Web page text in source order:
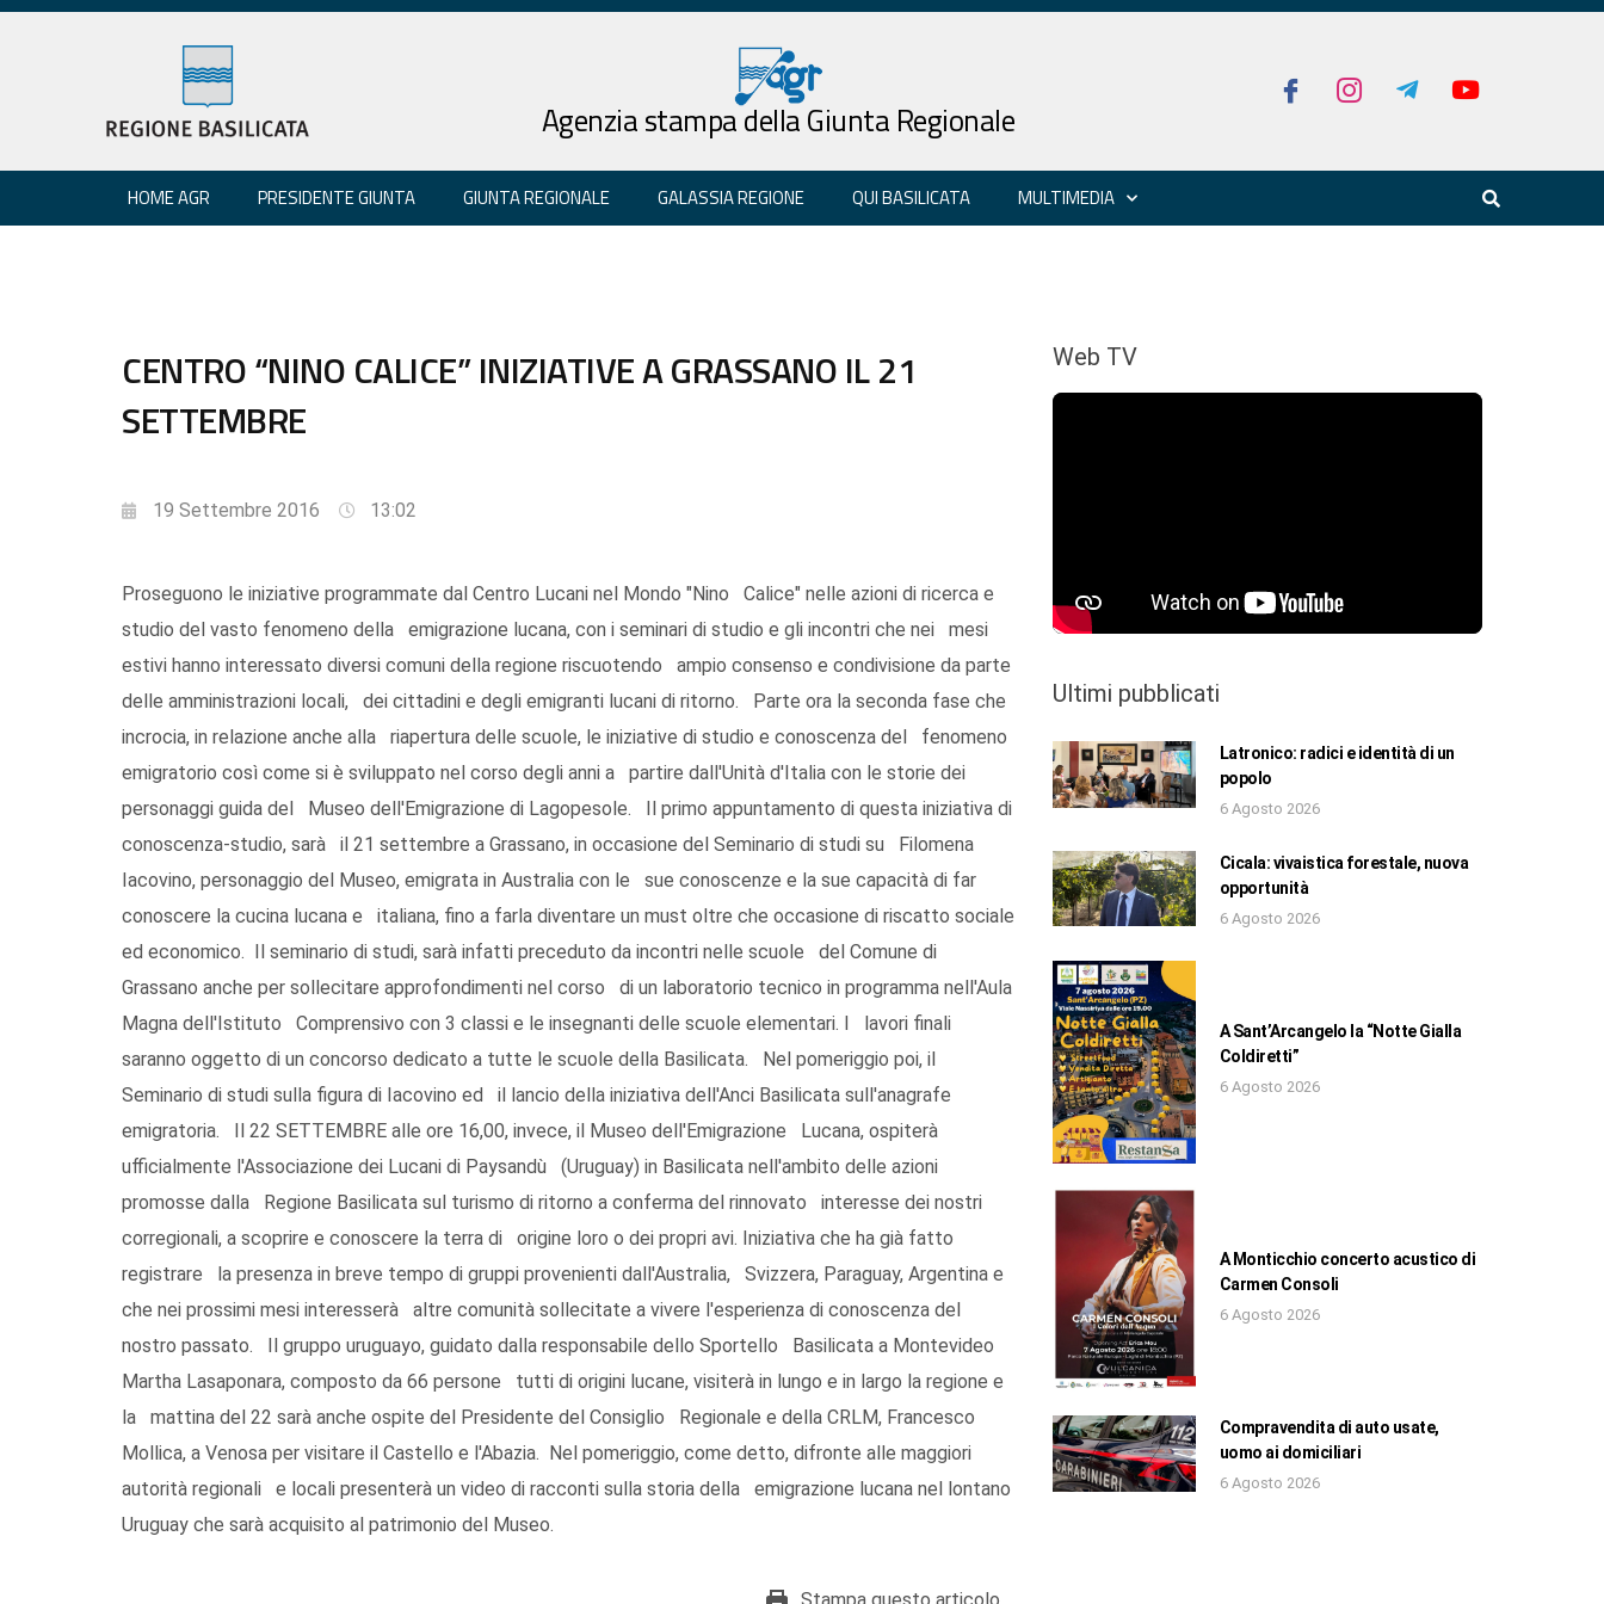
Agenzia stampa della Giunta Regionale
HOME AGR PRESIDENTE GIUNTA GIUNTA REGIONALE GALASSIA REGIONE QUI BASILICATA MULTIMEDIA
CENTRO “NINO CALICE” INIZIATIVE A GRASSANO IL 21
SETTEMBRE
19 Settembre 2016 13:02
Proseguono le iniziative programmate dal Centro Lucani nel Mondo "Nino Calice" nelle azioni di ricerca e
studio del vasto fenomeno della emigrazione lucana, con i seminari di studio e gli incontri che nei mesi
estivi hanno interessato diversi comuni della regione riscuotendo ampio consenso e condivisione da parte
delle amministrazioni locali, dei cittadini e degli emigranti lucani di ritorno. Parte ora la seconda fase che
incrocia, in relazione anche alla riapertura delle scuole, le iniziative di studio e conoscenza del fenomeno
emigratorio così come si è sviluppato nel corso degli anni a partire dall'Unità d'Italia con le storie dei
personaggi guida del Museo dell'Emigrazione di Lagopesole. Il primo appuntamento di questa iniziativa di
conoscenza-studio, sarà il 21 settembre a Grassano, in occasione del Seminario di studi su Filomena
Iacovino, personaggio del Museo, emigrata in Australia con le sue conoscenze e la sue capacità di far
conoscere la cucina lucana e italiana, fino a farla diventare un must oltre che occasione di riscatto sociale
ed economico. Il seminario di studi, sarà infatti preceduto da incontri nelle scuole del Comune di
Grassano anche per sollecitare approfondimenti nel corso di un laboratorio tecnico in programma nell'Aula
Magna dell'Istituto Comprensivo con 3 classi e le insegnanti delle scuole elementari. I lavori finali
saranno oggetto di un concorso dedicato a tutte le scuole della Basilicata. Nel pomeriggio poi, il
Seminario di studi sulla figura di Iacovino ed il lancio della iniziativa dell'Anci Basilicata sull'anagrafe
emigratoria. Il 22 SETTEMBRE alle ore 16,00, invece, il Museo dell'Emigrazione Lucana, ospiterà
ufficialmente l'Associazione dei Lucani di Paysandù (Uruguay) in Basilicata nell'ambito delle azioni
promosse dalla Regione Basilicata sul turismo di ritorno a conferma del rinnovato interesse dei nostri
corregionali, a scoprire e conoscere la terra di origine loro o dei propri avi. Iniziativa che ha già fatto
registrare la presenza in breve tempo di gruppi provenienti dall'Australia, Svizzera, Paraguay, Argentina e
che nei prossimi mesi interesserà altre comunità sollecitate a vivere l'esperienza di conoscenza del
nostro passato. Il gruppo uruguayo, guidato dalla responsabile dello Sportello Basilicata a Montevideo
Martha Lasaponara, composto da 66 persone tutti di origini lucane, visiterà in lungo e in largo la regione e
la mattina del 22 sarà anche ospite del Presidente del Consiglio Regionale e della CRLM, Francesco
Mollica, a Venosa per visitare il Castello e l'Abazia. Nel pomeriggio, come detto, difronte alle maggiori
autorità regionali e locali presenterà un video di racconti sulla storia della emigrazione lucana nel lontano
Uruguay che sarà acquisito al patrimonio del Museo.
Stampa questo articolo
Web TV
Ultimi pubblicati
Latronico: radici e identità di un
popolo
6 Agosto 2026
Cicala: vivaistica forestale, nuova
opportunità
6 Agosto 2026
A Sant’Arcangelo la “Notte Gialla
Coldiretti”
6 Agosto 2026
A Monticchio concerto acustico di
Carmen Consoli
6 Agosto 2026
Compravendita di auto usate,
uomo ai domiciliari
6 Agosto 2026